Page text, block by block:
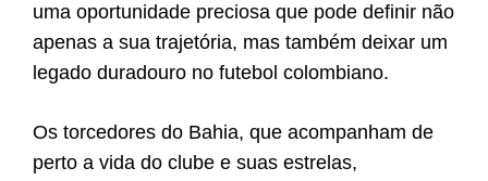
uma oportunidade preciosa que pode definir não
apenas a sua trajetória, mas também deixar um
legado duradouro no futebol colombiano.
Os torcedores do Bahia, que acompanham de
perto a vida do clube e suas estrelas,